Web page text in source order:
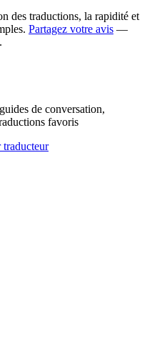
des traductions, la rapidité et
Partagez votre avis —
de conversation,
favoris